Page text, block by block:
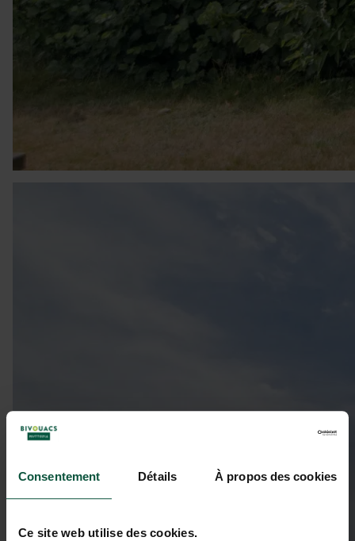
Consentement Détails À propos des cookies
Ce site web utilise des cookies.